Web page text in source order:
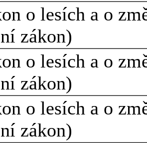
o lesích a o
zákon)
o lesích a o
zákon)
o lesích a o
zákon)